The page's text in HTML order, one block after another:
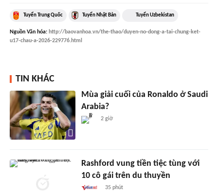
Tuyển Trung Quốc Tuyển Nhật Bản Tuyển Uzbekistan
Nguồn Văn hóa: http://baovanhoa.vn/the-thao/duyen-no-dong-a-tai-chung-ket-
u17-chau-a-2026-229776.html
TIN KHÁC
Mùa giải cuối của Ronaldo ở Saudi
Arabia?
2 giờ
Rashford vung tiền tiệc tùng với
10 cô gái trên du thuyền
35 phút